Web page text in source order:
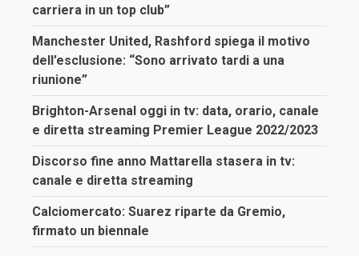
carriera in un top club”
Manchester United, Rashford spiega il motivo
dell’esclusione: “Sono arrivato tardi a una
riunione”
Brighton-Arsenal oggi in tv: data, orario, canale
e diretta streaming Premier League 2022/2023
Discorso fine anno Mattarella stasera in tv:
canale e diretta streaming
Calciomercato: Suarez riparte da Gremio,
firmato un biennale